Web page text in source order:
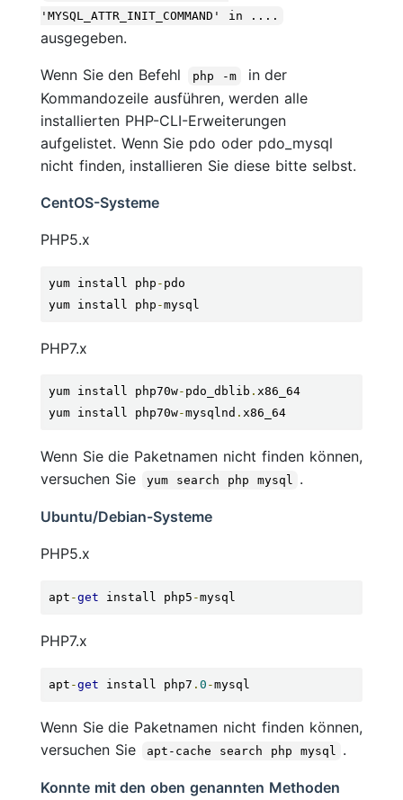
'MYSQL_ATTR_INIT_COMMAND' in ....
ausgegeben.
Wenn Sie den Befehl php -m
in der
Kommandozeile ausführen, werden alle
installierten PHP-CLI-Erweiterungen
aufgelistet. Wenn Sie pdo oder pdo_mysql
nicht finden, installieren Sie diese bitte selbst.
CentOS-Systeme
PHP5.x
yum install php - pdo
yum install php -mysql
PHP7.x
yum install php70w- pdo_dblib . x86_64
yum install php70w-mysqlnd . x86_64
Wenn Sie die Paketnamen nicht finden können,
versuchen Sie
yum search php mysql .
Ubuntu/Debian-Systeme
PHP5.x
apt -get install php5 -mysql
PHP7.x
apt -get install php7 . 0 -mysql
Wenn Sie die Paketnamen nicht finden können,
versuchen Sie
apt-cache search php mysql .
Konnte mit den oben genannten Methoden